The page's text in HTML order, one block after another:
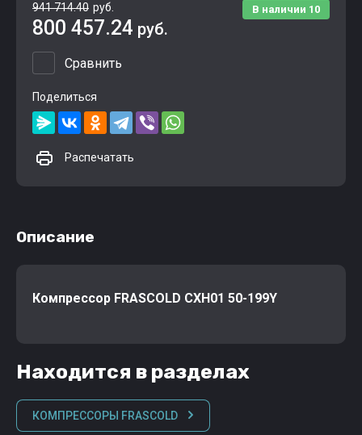
В наличии 10
941 714.40 руб.
800 457.24 руб.
Сравнить
Поделиться
Распечатать
Описание
Компрессор FRASCOLD CXH01 50-199Y
Находится в разделах
КОМПРЕССОРЫ FRASCOLD